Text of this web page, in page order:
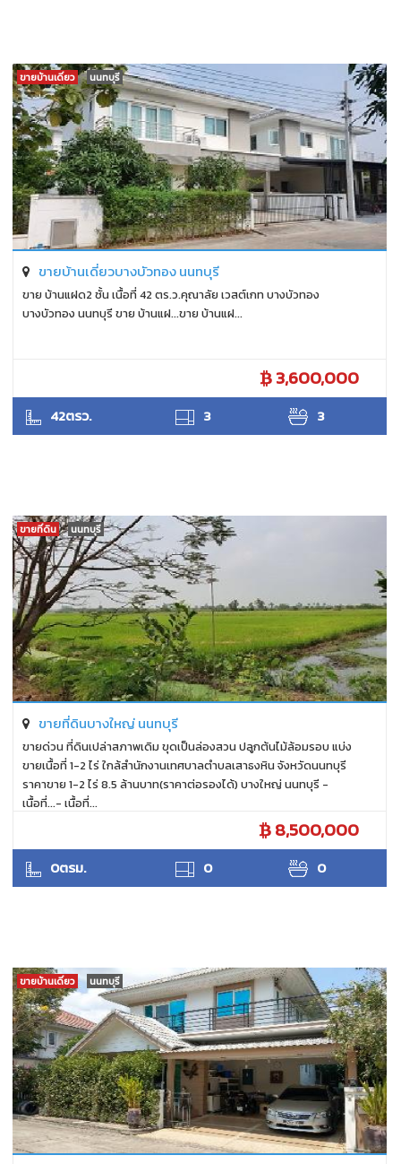
ขายบ้านเดี่ยว นนทบุรี
ขายบ้านเดี่ยวบางบัวทอง นนทบุรี
ขาย บ้านแฝด2 ชั้น เนื้อที่ 42 ตร.ว.คุณาลัย เวสต์เกท บางบัวทอง
บางบัวทอง นนทบุรี ขาย บ้านแฝ...ขาย บ้านแฝ...
3,600,000
42ตรว. 3 3
ANTPUNYAPA
ขายที่ดิน นนทบุรี
ขายที่ดินบางใหญ่ นนทบุรี
ขายด่วน ที่ดินเปล่าสภาพเดิม ขุดเป็นล่องสวน ปลูกต้นไม้ล้อมรอบ แบ่ง
ขายเนื้อที่ 1-2 ไร่ ใกล้สำนักงานเทศบาลตำบลเสาธงหิน จังหวัดนนทบุรี
ราคาขาย 1-2 ไร่ 8.5 ล้านบาท(ราคาต่อรองได้) บางใหญ่ นนทบุรี -
เนื้อที่...- เนื้อที่...
8,500,000
0ตรม. 0 0
ANTPUNYAPA
ขายบ้านเดี่ยว นนทบุรี